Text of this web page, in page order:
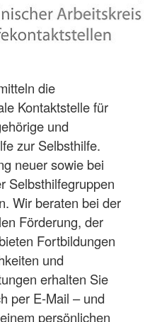
die
Kontaktstelle für
und
zur Selbsthilfe.
neuer sowie bei
Selbsthilfegruppen
Wir beraten bei der
Förderung, der
Fortbildungen
und
erhalten Sie
per E-Mail – und
persönlichen